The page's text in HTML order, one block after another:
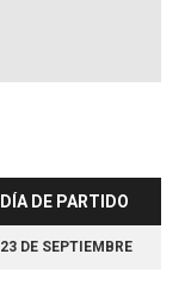
DÍA DE PARTIDO
23 DE SEPTIEMBRE